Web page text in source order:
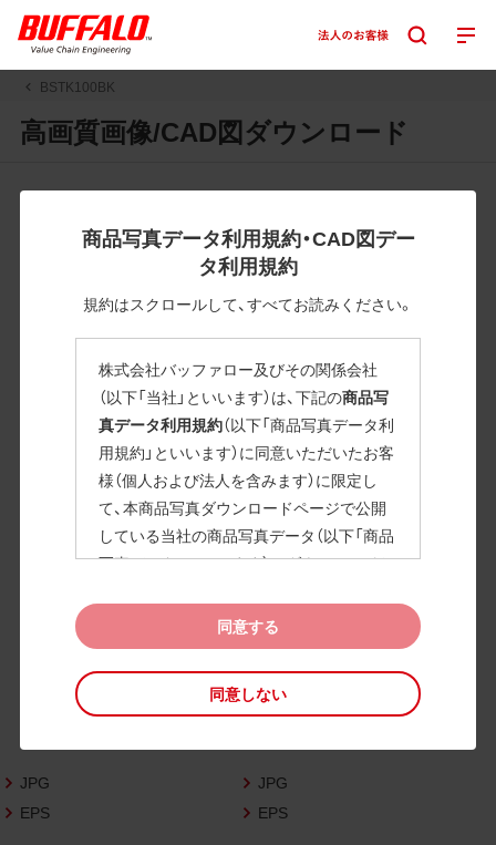
BSTK100BK
高画質画像/CAD図ダウンロード
商品写真データ利用規約・CAD図デー
タ利用規約
規約はスクロールして、すべてお読みください。
株式会社バッファロー及びその関係会社
（以下「当社」といいます）は、下記の商品写
真データ利用規約（以下「商品写真データ利
用規約」といいます）に同意いただいたお客
様（個人および法人を含みます）に限定し
て、本商品写真ダウンロードページで公開
している当社の商品写真データ（以下「商品
写真データ」といいます）のダウンロードお
また、当社は、下記のCAD図データ利用規約
（以下「CAD図データ利用規約」といいます）
に同意いただいたお客様に限定して、本CA
D図ダウンロードページで公開している当
いいます）の利用を許諾いたします。
お客様が「同意する」ボタンをクリックされ
た場合、商品写真データ利用規約及びCAD
同意する
同意しない
すと圧縮ファイルのダウンロードが始まります。
JPEG・EPSファイルにはパスが設定されています。画像編集
の際に便利です。PNG画像は原則として背景を透過したもの
を提供しています。
掲載データ「JPEG、PNG : 低解像度(RGBカラー)」 「EPS : 高
解像度(CMYKカラー)」
BSTK100BK
高画質画像
JPG
EPS
JPG
EPS